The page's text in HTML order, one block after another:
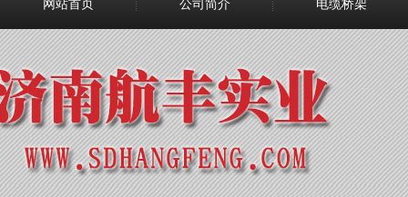
网站首页 公司简介 电缆桥架